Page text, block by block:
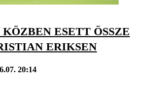
ESETT ÖSSZE
ERIKSEN
20:14